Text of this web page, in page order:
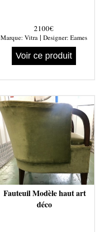
2100€
Marque: Vitra| Designer: Eames
Voir ce produit
Fauteuil Modèle haut art
déco